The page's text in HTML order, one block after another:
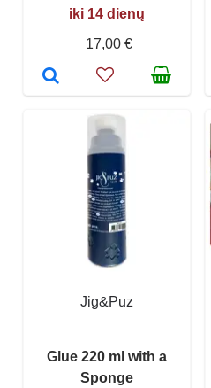
iki 14 dienų
17,00 €
Jig&Puz
Glue 220 ml with a
Sponge